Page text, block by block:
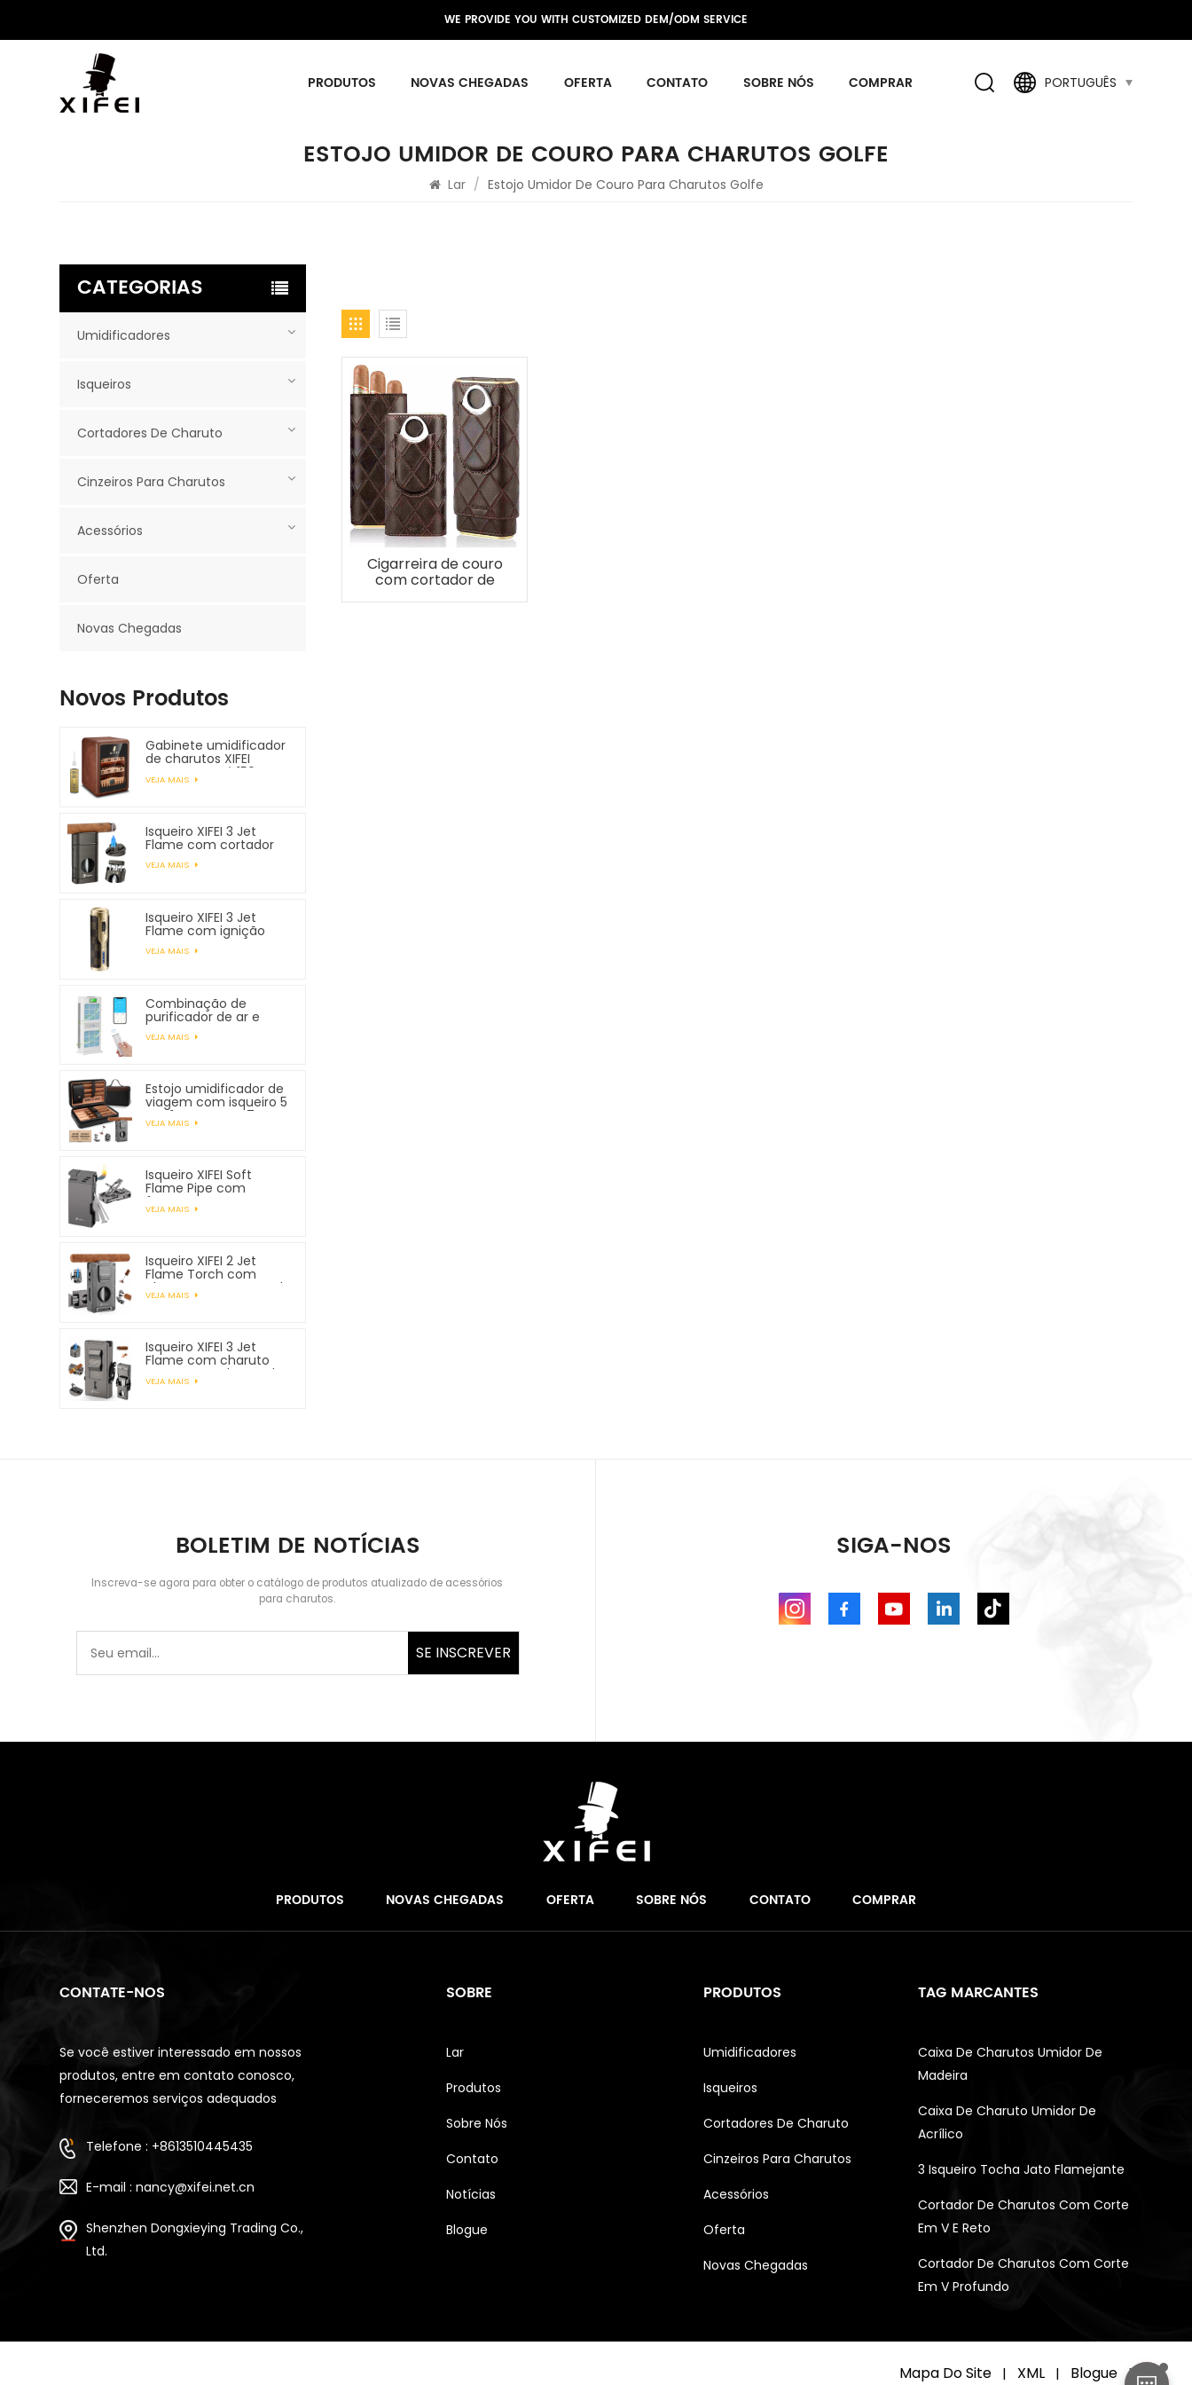
WE PROVIDE YOU WITH CUSTOMIZED DEM/ODM SERVICE
PRODUTOS NOVAS CHEGADAS OFERTA CONTATO SOBRE NÓS COMPRAR PORTUGUÊS
ESTOJO UMIDOR DE COURO PARA CHARUTOS GOLFE
Lar / Estojo Umidor De Couro Para Charutos Golfe
Cigarreira de couro
com cortador de
CATEGORIAS
Umidificadores
Isqueiros
Cortadores De Charuto
Cinzeiros Para Charutos
Acessórios
Oferta
Novas Chegadas
Novos Produtos
Gabinete umidificador
de charutos XIFEI
comporta até 150
charutos
VEJA MAIS
Isqueiro XIFEI 3 Jet
Flame com cortador
VEJA MAIS
Isqueiro XIFEI 3 Jet
Flame com ignição
VEJA MAIS
Combinação de
purificador de ar e
umidificador XIFEI
VEJA MAIS
Estojo umidificador de
viagem com isqueiro 5
em 1, comporta 7
charutos
VEJA MAIS
Isqueiro XIFEI Soft
Flame Pipe com
ferramentas para
tubos
VEJA MAIS
Isqueiro XIFEI 2 Jet
Flame Torch com
charuto Vcutter Punch
Stand Draw Enhancer
VEJA MAIS
Isqueiro XIFEI 3 Jet
Flame com charuto
Vcutter Punch Stand
Draw Enhancer
VEJA MAIS
BOLETIM DE NOTÍCIAS
Inscreva-se agora para obter o catálogo de produtos atualizado de acessórios
para charutos.
SE INSCREVER
SIGA-NOS
PRODUTOS NOVAS CHEGADAS OFERTA SOBRE NÓS CONTATO COMPRAR
CONTATE-NOS
Se você estiver interessado em nossos
produtos, entre em contato conosco,
forneceremos serviços adequados
Telefone : +8613510445435
E-mail : nancy@xifei.net.cn
Shenzhen Dongxieying Trading Co.,
Ltd.
SOBRE
Lar
Produtos
Sobre Nós
Contato
Notícias
Blogue
PRODUTOS
Umidificadores
Isqueiros
Cortadores De Charuto
Cinzeiros Para Charutos
Acessórios
Oferta
Novas Chegadas
TAG MARCANTES
Caixa De Charutos Umidor De
Madeira
Caixa De Charuto Umidor De
Acrílico
3 Isqueiro Tocha Jato Flamejante
Cortador De Charutos Com Corte
Em V E Reto
Cortador De Charutos Com Corte
Em V Profundo
Mapa Do Site | XML | Blogue |